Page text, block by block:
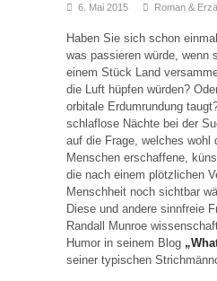
6. Mai 2015 Roman &
Haben Sie sich schon
was passieren würde, wenn
einem Stück Land
die Luft hüpfen würden?
orbitale Erdumrundung
schlaflose Nächte bei der
auf die Frage, welches wohl
Menschen erschaffene,
die nach einem plötzlichen
Menschheit noch sichtbar
Diese und andere sinnfreie
Randall Munroe
Humor in seinem Blog
seiner typischen